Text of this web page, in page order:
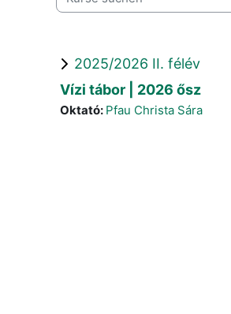
2025/2026 II. félév
Vízi tábor | 2026 ősz
Oktató: Pfau Christa Sára